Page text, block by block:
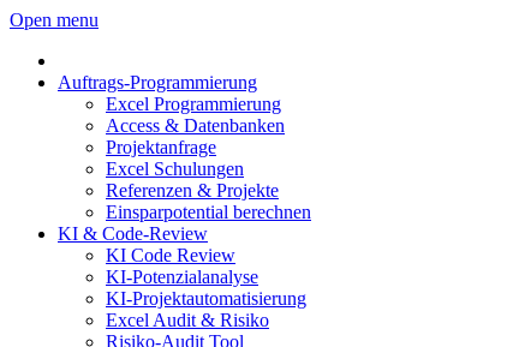
Open menu
Auftrags-Programmierung
Excel Programmierung
Access & Datenbanken
Projektanfrage
Excel Schulungen
Referenzen & Projekte
Einsparpotential berechnen
KI & Code-Review
KI Code Review
KI-Potenzialanalyse
KI-Projektautomatisierung
Excel Audit & Risiko
Risiko-Audit Tool